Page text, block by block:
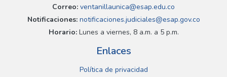
Correo: ventanillaunica@esap.edu.co
Notificaciones:notificaciones.judiciales@esap.gov.co
Horario:Lunes a viernes, 8 a.m. a 5 p.m.
Enlaces
Política de privacidad